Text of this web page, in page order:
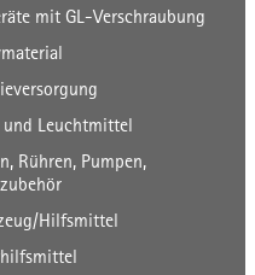
mit GL-Verschraubung
und Leuchtmittel
Rühren, Pumpen,
Hilfsmittel